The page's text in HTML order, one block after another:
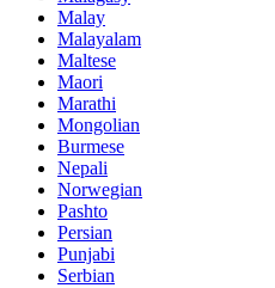
Malay
Malayalam
Maltese
Maori
Marathi
Mongolian
Burmese
Nepali
Norwegian
Pashto
Persian
Punjabi
Serbian